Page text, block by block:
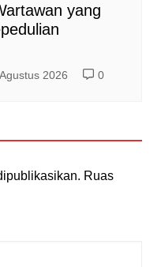
yang
2026 0
Ruas